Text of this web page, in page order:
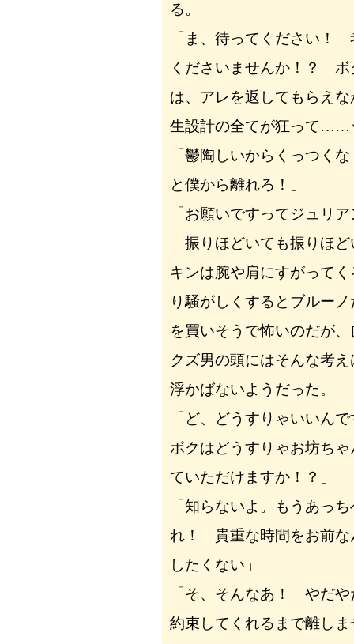
る。
「ま、待ってください！
くださいませんか！？ ボ
は、アレを返してもらえ
生設計の全てが狂って……
「鬱陶しいからくっつく
と僕から離れろ！」
「お願いですってジュリ
振りほどいても振りほど
キンは腕や肩にすがって
り騒がしくするとブルー
を買いそうで怖いのだが
クズ男の頭にはそんな考
浮かばないようだった。
「ど、どうすりゃいいん
ボクはどうすりゃお坊ち
ていただけますか！？」
「知らないよ。もうあっ
れ！ 貴重な時間をお前な
したくない」
「そ、そんなあ！ やだや
約束してくれるまで離し